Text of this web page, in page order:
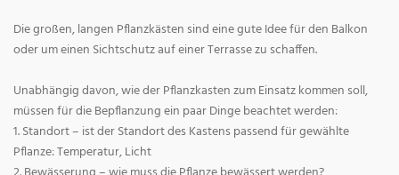
Die großen, langen Pflanzkästen sind eine gute Idee für den Balkon
oder um einen Sichtschutz auf einer Terrasse zu schaffen.
Unabhängig davon, wie der Pflanzkasten zum Einsatz kommen soll,
müssen für die Bepflanzung ein paar Dinge beachtet werden:
1. Standort – ist der Standort des Kastens passend für gewählte
Pflanze: Temperatur, Licht